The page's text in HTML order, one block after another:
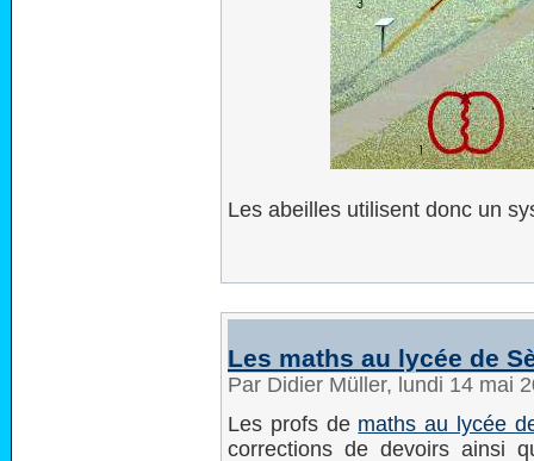
Les abeilles utilisent donc un
Les maths au lycée de
Par Didier Müller, lundi 14 mai
Les profs de maths au lycée
corrections de devoirs ainsi